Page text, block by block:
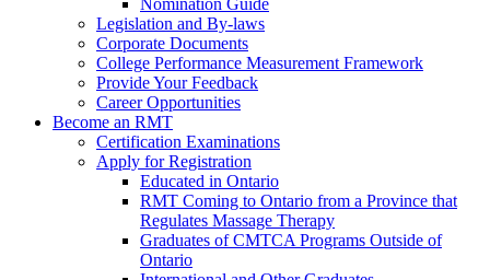
Nomination Guide
Legislation and By-laws
Corporate Documents
College Performance Measurement Framework
Provide Your Feedback
Career Opportunities
Become an RMT
Certification Examinations
Apply for Registration
Educated in Ontario
RMT Coming to Ontario from a Province that
Regulates Massage Therapy
Graduates of CMTCA Programs Outside of
Ontario